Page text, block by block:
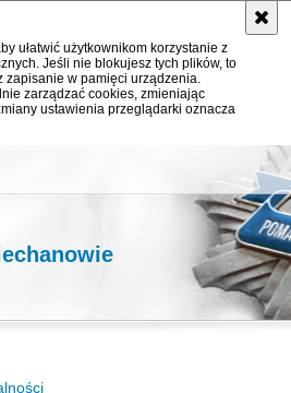
ułatwić użytkownikom korzystanie z
Jeśli nie blokujesz tych plików, to
zapisanie w pamięci urządzenia.
zarządzać cookies, zmieniając
ustawienia przeglądarki oznacza